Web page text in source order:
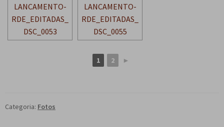
1 2 ►
Categoria: Fotos